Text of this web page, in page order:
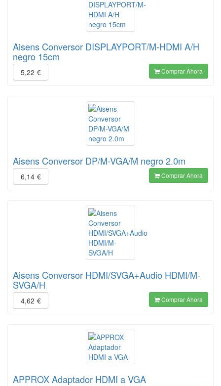
Aisens Conversor DISPLAYPORT/M-HDMI A/H
negro 15cm
5,22 € Comprar Ahora
Aisens Conversor DP/M-VGA/M negro 2.0m
6,14 € Comprar Ahora
Aisens Conversor HDMI/SVGA+Audio HDMI/M-
SVGA/H
4,62 € Comprar Ahora
APPROX Adaptador HDMI a VGA